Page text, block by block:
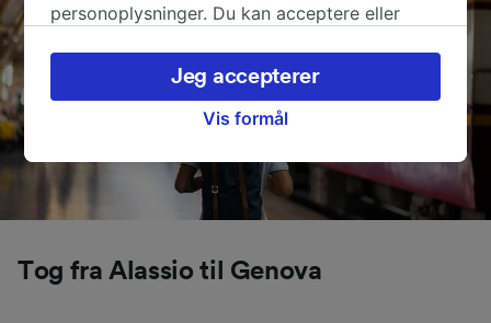
Tog fra Alassio til Genova
personoplysninger. Du kan acceptere eller
herunder din ret til at gøre indsigelse, hvor
legitim interesse bruges, eller når som helst på
siden om privatlivspolitik. Disse valg
browsingdata. Dine data vil ikke blive brugt til
sporingsformål, hvis du har bedt os om ikke at
spore dig.
Vi og vores partnere behandler data for at
Vis formål
Jeg accepterer